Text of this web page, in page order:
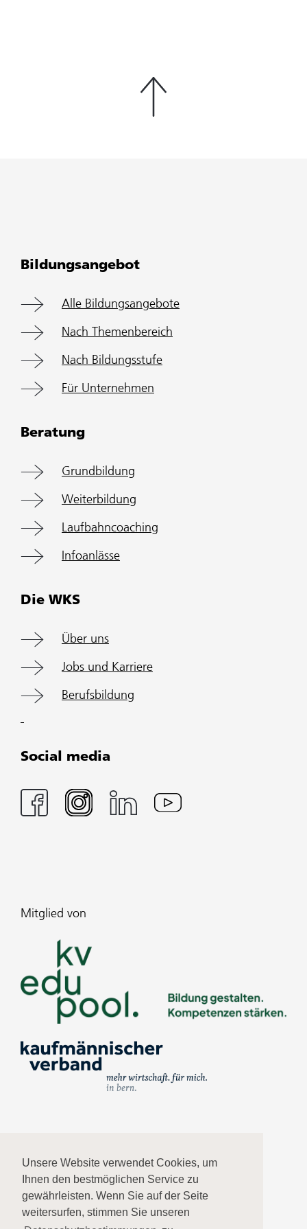
Unsere Website verwendet Cookies, um
Ihnen den bestmöglichen Service zu
gewährleisten. Wenn Sie auf der Seite
weitersurfen, stimmen Sie unseren
Bildungsangebot
Alle Bildungsangebote
Nach Themenbereich
Nach Bildungsstufe
Für Unternehmen
Beratung
Grundbildung
Weiterbildung
Laufbahncoaching
Infoanlässe
Die WKS
Über uns
Jobs und Karriere
Berufsbildung
Social media
Datenschutz
Mitglied von